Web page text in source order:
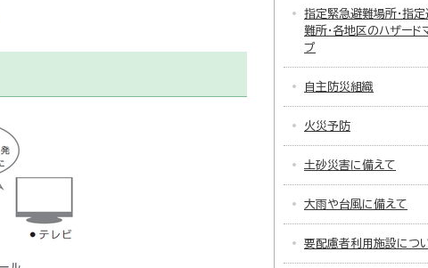
指定緊急避難場所・指定
難所・各地区のハザード
プ
自主防災組織
火災予防
土砂災害に備えて
大雨や台風に備えて
要配慮者利用施設につ